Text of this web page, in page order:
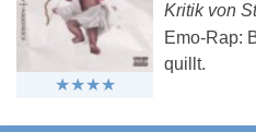
Kritik von
Emo-Rap:
quillt.